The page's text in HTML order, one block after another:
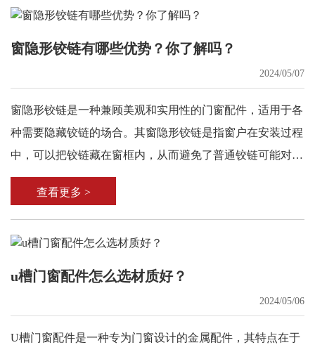
窗隐形铰链有哪些优势？你了解吗？
2024/05/07
窗隐形铰链是一种兼顾美观和实用性的门窗配件，适用于各
种需要隐藏铰链的场合。其窗隐形铰链是指窗户在安装过程
中，可以把铰链藏在窗框内，从而避免了普通铰链可能对窗
户的外观造成影响。
查看更多 >
u槽门窗配件怎么选材质好？
2024/05/06
U槽门窗配件是一种专为门窗设计的金属配件，其特点在于